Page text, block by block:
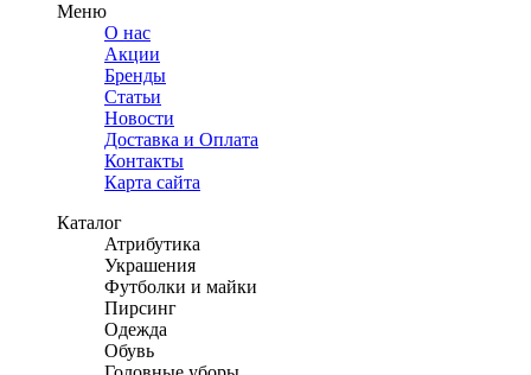
Меню
О нас
Акции
Бренды
Статьи
Новости
Доставка и Оплата
Контакты
Карта сайта
Каталог
Атрибутика
Украшения
Футболки и майки
Пирсинг
Одежда
Обувь